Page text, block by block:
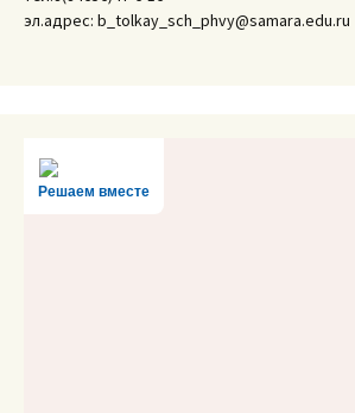
эл.адрес: b_tolkay_sch_phvy@samara.edu.ru
Решаем вместе